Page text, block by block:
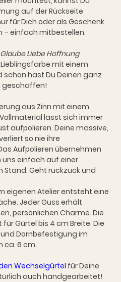
auf der Rückseite
für Dich oder als Geschenk
– einfach mitbestellen.
Glaube Liebe Hoffnung
mit einem
hast Du Deinen ganz
geschaffen!
aus Zinn mit einem
Vollmaterial lässt sich immer
aufpolieren. Deine massive,
so nie ihre
Aufpolieren übernehmen
uns einfach auf einer
Geht ruckzuck und
eigenen Atelier entsteht eine
Jeder Guss erhält
persönlichen Charme. Die
Gürtel bis 4 cm Breite. Die
Dornbefestigung im
ca. 6 cm.
Wechselgürtel für Deine
auch handgearbeitet!